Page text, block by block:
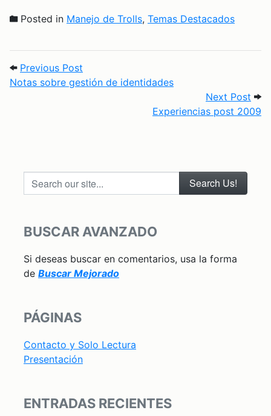
Posted in Manejo de Trolls, Temas Destacados
Post navigation
Previous Post
Notas sobre gestión de identidades
Next Post
Experiencias post 2009
Search our site...
BUSCAR AVANZADO
Si deseas buscar en comentarios, usa la forma
de Buscar Mejorado
PÁGINAS
Contacto y Solo Lectura
Presentación
ENTRADAS RECIENTES